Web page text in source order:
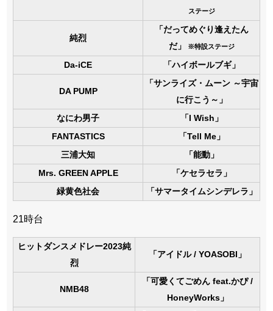
ステージ
純烈
「だってめぐり逢えたん
だ」
※特設ステージ
Da-iCE 「ハイボールブギ」
DA PUMP
「サンライズ・ムーン ～宇宙
に行こう～」
なにわ男子
「I Wish」
FANTASTICS
「Tell Me」
三浦大知
「能動」
Mrs. GREEN APPLE
「ケセラセラ」
緑黄色社会
「サマータイムシンデレラ」
21時台
ヒットダンスメドレー2023純
烈
「アイドル / YOASOBI」
NMB48
「可愛くてごめん feat.かぴ /
HoneyWorks」